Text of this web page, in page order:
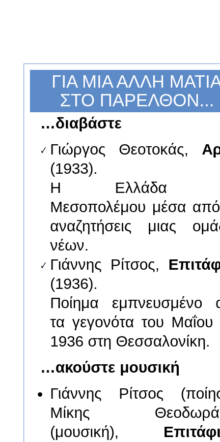
ΓΙΑ ΜΙΑ ΑΛΛΗ
ΣΤΟ ΠΑΡΕΛΘΟΝ...
…διαβάστε
Γιώργος Θεοτοκάς,
(1933).
Η Ελλάδα
Μεσοπολέμου μέσα από
αναζητήσεις μιας
νέων.
Γιάννης Ρίτσος,
(1936).
Ποίημα εμπνευσμένο
τα γεγονότα του Μαΐου
1936 στη Θεσσαλονίκη.
…ακούστε μουσική
Γιάννης Ρίτσος
Μίκης
(μουσική),